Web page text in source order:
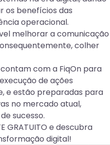
os benefícios das
operacional.
melhorar a comunicação
colher
com a FiqOn para
de ações
e estão preparadas para
no mercado atual,
sucesso.
GRATUITO e descubra
digital!